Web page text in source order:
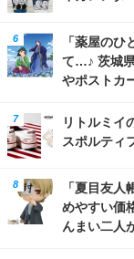
「薬屋の
て…♪ 茨城
やポストカ
リトルミイ
スポルティ
「夏目友
めやすい価
んまい二人